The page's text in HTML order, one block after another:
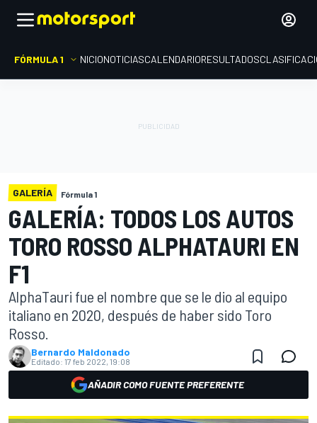
FÓRMULA 1 INICIONOTICIASCALENDARIORESULTADOS
GALERÍA Fórmula 1
GALERÍA: TODOS LOS AUTOS
TORO ROSSO ALPHATAURI EN
F1
AlphaTauri fue el nombre que se le dio al equipo
italiano en 2020, después de haber sido Toro
Rosso.
Bernardo Maldonado
Editado: 17 feb 2022, 19:08
AÑADIR COMO FUENTE PREFERENTE